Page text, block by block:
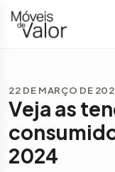
22 DE MARÇO DE
Veja as
2024